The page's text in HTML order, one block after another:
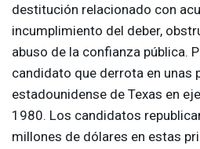
destitución relacionado con
incumplimiento del deber,
abuso de la confianza pública.
candidato que derrota en unas
estadounidense de Texas en
1980. Los candidatos
millones de dólares en estas